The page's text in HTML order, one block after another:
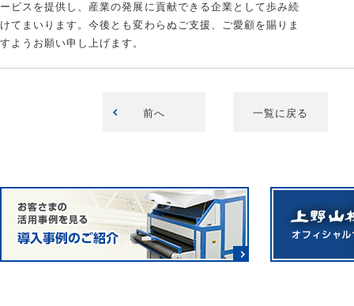
ービスを提供し、産業の発展に貢献できる企業として歩み続
けてまいります。今後とも変わらぬご支援、ご愛顧を賜りま
すようお願い申し上げます。
前へ 一覧に戻る